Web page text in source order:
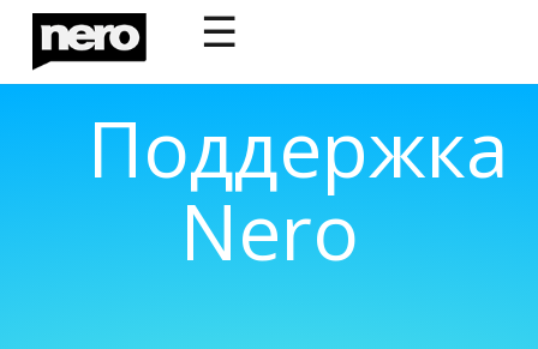
☰
Поддержка
Nero